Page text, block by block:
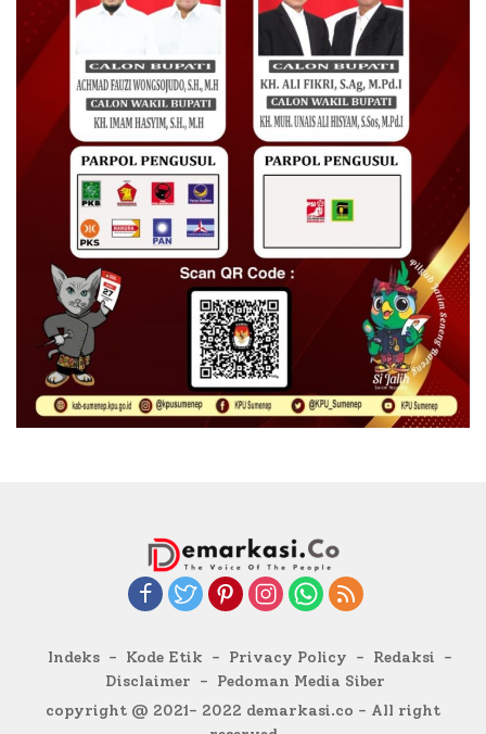
Indeks Kode Etik Privacy Policy
Redaksi
Disclaimer
Pedoman Media Siber
copyright @ 2021- 2022 demarkasi.co - All right